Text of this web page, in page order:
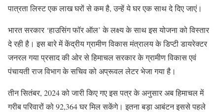
पात्रता लिस्ट एक लाख घरों से कम है, उन्हें ये घर एक साथ दे दिए जाएं।
भारत सरकार ‘हाउसिंग फॉर ऑल’ के लक्ष्य के साथ इस योजना को विस्तार
दे रही है। इस बारे में केंद्रीय ग्रामीण विकास मंत्रालय के डिप्टी डायरेक्टर
जनरल गया प्रसाद की ओर से हिमाचल सरकार के ग्रामीण विकास एवं
पंचायती राज विभाग के सचिव को अप्रूवल लेटर भेजा गया है।
तीन सितंबर, 2024 को जारी किए गए इस पत्र के अनुसार अब हिमाचल में
गरीब परिवारों को 92,364 घर मिल सकेंगे। इतना बड़ा आबंटन इससे पहले